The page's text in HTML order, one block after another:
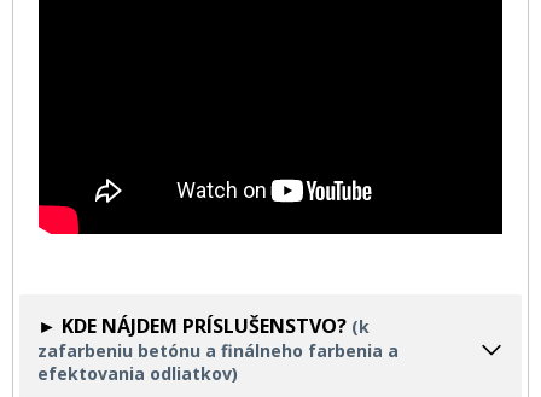
► KDE NÁJDEM PRÍSLUŠENSTVO? (k
zafarbeniu betónu a finálneho farbenia a
efektovania odliatkov)